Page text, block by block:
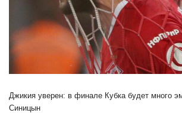
Джикия уверен: в финале Кубка будет много
Синицын